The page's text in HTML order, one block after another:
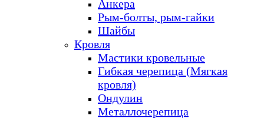
Анкера
Рым-болты, рым-гайки
Шайбы
Кровля
Мастики кровельные
Гибкая черепица (Мягкая
кровля)
Ондулин
Металлочерепица